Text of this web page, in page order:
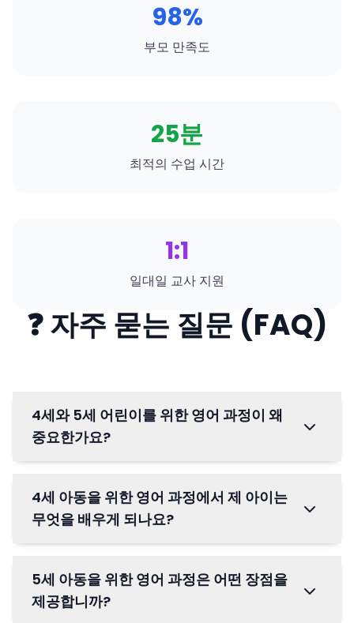
98%
부모 만족도
25분
최적의 수업 시간
1:1
일대일 교사 지원
❓ 자주 묻는 질문 (FAQ)
4세와 5세 어린이를 위한 영어 과정이 왜
중요한가요?
4세 아동을 위한 영어 과정에서 제 아이는
무엇을 배우게 되나요?
5세 아동을 위한 영어 과정은 어떤 장점을
제공합니까?